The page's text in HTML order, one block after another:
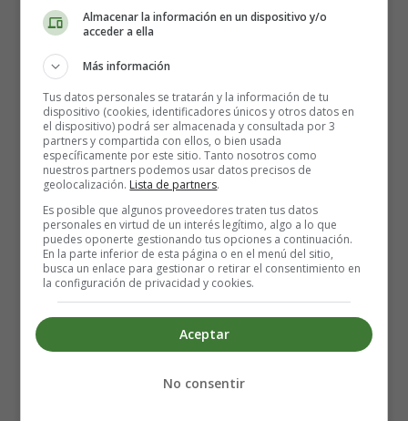
arándanos y chocolate blanco:
En una cacerola pequeña a fuego lento, derrite la
vierte la leche, bate y apaga el fuego. Asegúrate de
que la mezcla esté tibia (no demasiado caliente), y
luego añade la levadura + una pizca de azúcar. Dejar
reposar durante 5 minutos para que la levadura
empiece a reaccionar.
En el bol de una batidora o en un bol grande, añadir
la harina, el azúcar y la sal. Mezclar para incorporar.
Añadir el líquido, luego el huevo y mezclar con el
gancho de la batidora, o con una cuchara de madera.
En la batidora, amasar durante unos 5 minutos, o
amasar a mano en la encimera durante unos 5
minutos, hasta que esté muy suave, elástica y no muy
Vuelve a colocar la masa en un bol, cúbrela con
Almacenar la información en un dispositivo y/o
acceder a ella
Más información
Tus datos personales se tratarán y la información de tu
dispositivo (cookies, identificadores únicos y otros datos en
el dispositivo) podrá ser almacenada y consultada por 3
partners y compartida con ellos, o bien usada
específicamente por este sitio. Tanto nosotros como
nuestros partners podemos usar datos precisos de
geolocalización. Lista de partners.
Es posible que algunos proveedores traten tus datos
personales en virtud de un interés legítimo, algo a lo que
puedes oponerte gestionando tus opciones a continuación.
En la parte inferior de esta página o en el menú del sitio,
busca un enlace para gestionar o retirar el consentimiento en
la configuración de privacidad y cookies.
Aceptar
No consentir